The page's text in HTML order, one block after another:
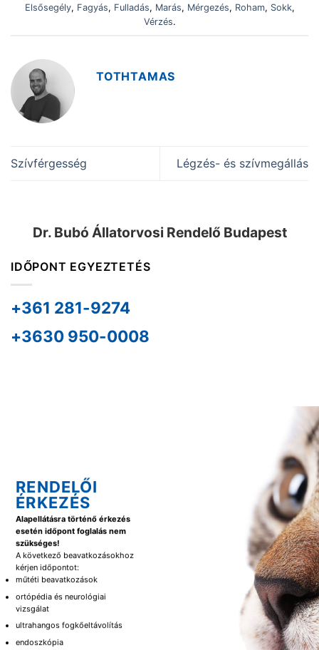
Elsősegély, Fagyás, Fulladás, Marás, Mérgezés, Roham, Sokk,
Vérzés.
TOTHTAMAS
Szívférgesség Légzés- és szívmegállás
Dr. Bubó Állatorvosi Rendelő Budapest
IDŐPONT EGYEZTETÉS
+361 281-9274
+3630 950-0008
RENDELŐI
ÉRKEZÉS
Alapellátásra történő érkezés
esetén időpont foglalás nem
szükséges!
A következő beavatkozásokhoz
kérjen időpontot:
műtéti beavatkozások
ortópédia és neurológiai
vizsgálat
ultrahangos fogkőeltávolítás
endoszkópia